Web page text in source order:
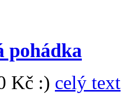
pohádka
Kč :) celý text